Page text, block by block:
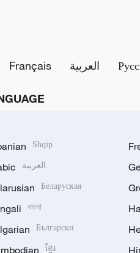
Français العربية
Shqip
العربية
Беларуская
বাংলা
Български
ខ្មែរ